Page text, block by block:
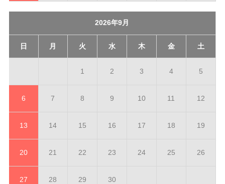
2026年9月
日 月 火 水 木 金 土
1 2 3 4 5
6 7 8 9 10 11 12
13 14 15 16 17 18 19
20 21 22 23 24 25 26
27 28 29 30